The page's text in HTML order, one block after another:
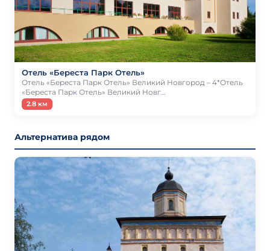
Отель «Береста Парк Отель»
Отель «Береста Парк Отель» Великий Новгород – 4*Отель
«Береста Парк Отель» Великий Новг…
2.8 км
Альтернатива рядом